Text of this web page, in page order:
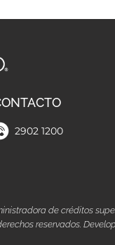
2902 1200
de créditos
reservados.